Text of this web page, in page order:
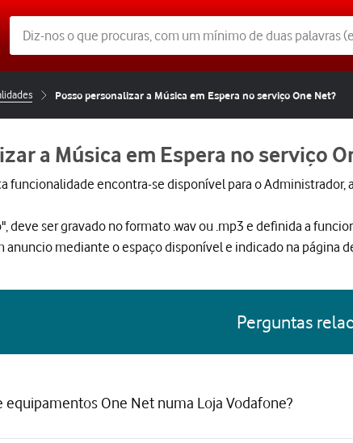
Posso personalizar a Música em Espera no serviço One Net?
a Música em Espera no serviço
funcionalidade encontra-se disponível para o
deve ser gravado no formato .wav ou .mp3 e definida a
anuncio mediante o espaço disponível e indicado na página
Perguntas
equipamentos One Net numa Loja Vodafone?